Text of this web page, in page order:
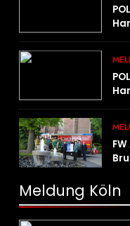
Meldung Köln